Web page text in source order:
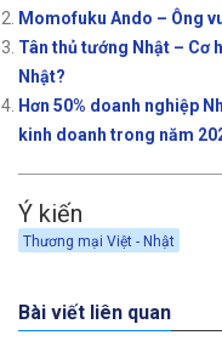
Momofuku Ando – Ông
Tân thủ tướng Nhật – Cơ
Nhật?
Hơn 50% doanh nghiệp
kinh doanh trong năm
Ý kiến
Thương mại Việt - Nhật
Bài viết liên quan